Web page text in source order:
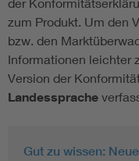
der
zum Produkt. Um den
bzw. den
Informationen leichter
Version der
Landessprache
Gut zu wissen: